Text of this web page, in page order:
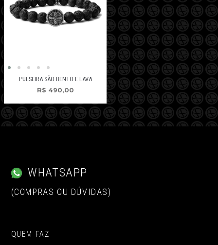
PULSEIRA SÃO BENTO E LAVA
R$ 490,00
WHATSAPP
(COMPRAS OU DÚVIDAS)
QUEM FAZ